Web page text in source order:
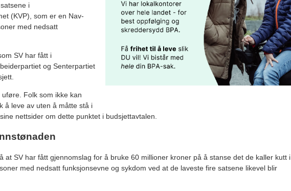
i
(KVP), som er en Nav-
med nedsatt
SV har fått i
og Senterpartiet
Folk som ikke kan
å leve av uten å måtte stå i
nettsider om dette punktet i budsjettavtalen.
at SV har fått gjennomslag for å bruke 60 millioner kroner på å stanse det de kaller kutt i
med nedsatt funksjonsevne og sykdom ved at de laveste fire satsene likevel blir